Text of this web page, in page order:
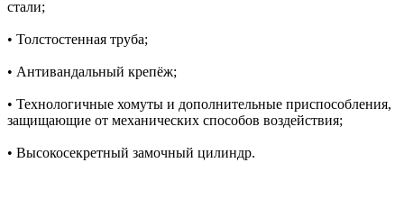
стали;
• Толстостенная труба;
• Антивандальный крепёж;
• Технологичные хомуты и дополнительные приспособления,
защищающие от механических способов воздействия;
• Высокосекретный замочный цилиндр.